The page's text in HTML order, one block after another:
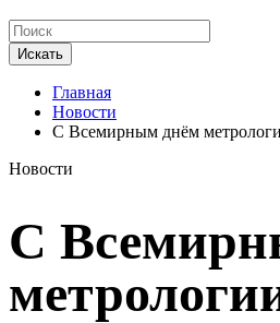
Искать
Главная
Новости
С Всемирным днём
Новости
С